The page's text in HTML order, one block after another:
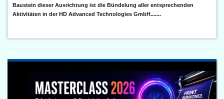
Baustein dieser Ausrichtung ist die Bündelung aller entsprechenden
Aktivitäten in der HD Advanced Technologies GmbH.......